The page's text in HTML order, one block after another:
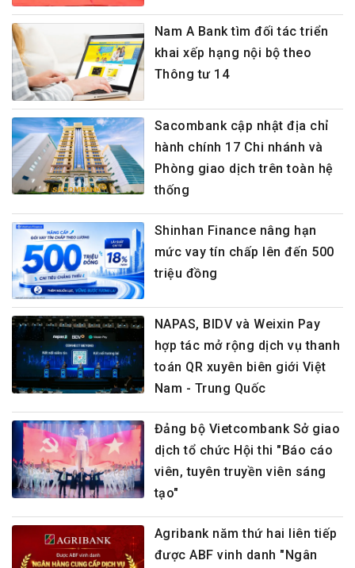
Nam A Bank tìm đối tác triển
khai xếp hạng nội bộ theo
Thông tư 14
Sacombank cập nhật địa chỉ
hành chính 17 Chi nhánh và
Phòng giao dịch trên toàn hệ
thống
Shinhan Finance nâng hạn
mức vay tín chấp lên đến 500
triệu đồng
NAPAS, BIDV và Weixin Pay
hợp tác mở rộng dịch vụ thanh
toán QR xuyên biên giới Việt
Nam - Trung Quốc
Đảng bộ Vietcombank Sở giao
dịch tổ chức Hội thi "Báo cáo
viên, tuyên truyền viên sáng
tạo"
Agribank năm thứ hai liên tiếp
được ABF vinh danh "Ngân